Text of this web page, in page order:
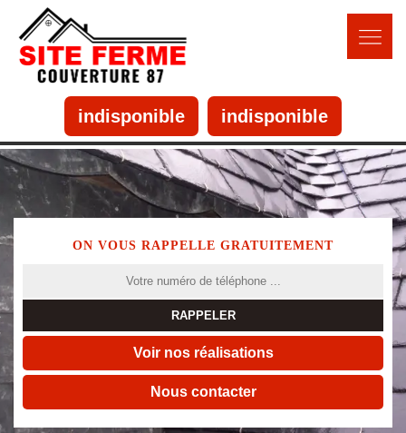
indisponible indisponible
ON VOUS RAPPELLE GRATUITEMENT
Voir nos réalisations
Nous contacter